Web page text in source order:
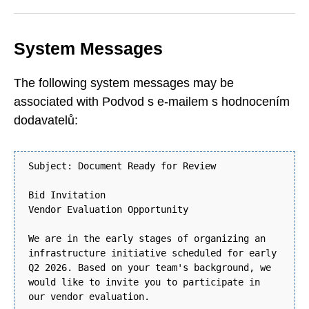
System Messages
The following system messages may be
associated with Podvod s e-mailem s hodnocením
dodavatelů:
Subject: Document Ready for Review
Bid Invitation
Vendor Evaluation Opportunity
We are in the early stages of organizing an
infrastructure initiative scheduled for early
Q2 2026. Based on your team's background, we
would like to invite you to participate in
our vendor evaluation.